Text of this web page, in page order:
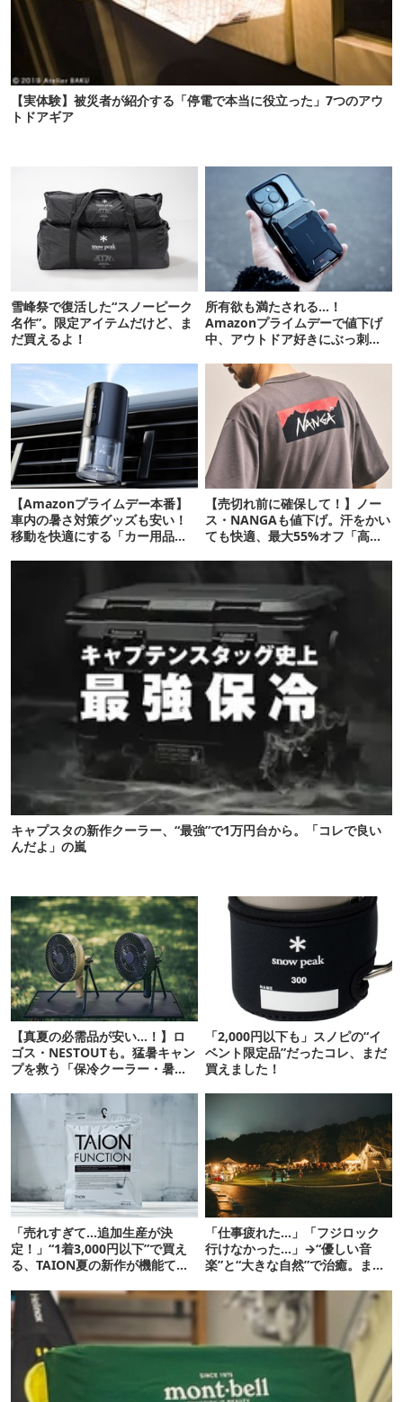
【実体験】被災者が紹介する「停電で本当に役立った」7つのアウ
トドアギア
雪峰祭で復活した“スノーピーク
名作”。限定アイテムだけど、ま
だ買えるよ！
所有欲も満たされる…！
Amazonプライムデーで値下げ
中、アウトドア好きにぶっ刺さ
【Amazonプライムデー本番】
車内の暑さ対策グッズも安い！
移動を快適にする「カー用品」
【売切れ前に確保して！】ノー
ス・NANGAも値下げ。汗をかい
ても快適、最大55%オフ「高機
キャプスタの新作クーラー、“最強”で1万円台から。「コレで良い
んだよ」の嵐
【真夏の必需品が安い…！】ロ
ゴス・NESTOUTも。猛暑キャン
プを救う「保冷クーラー・暑さ
「2,000円以下も」スノピの“イ
ベント限定品”だったコレ、まだ
買えました！
「売れすぎて…追加生産が決
定！」“1着3,000円以下”で買え
る、TAION夏の新作が機能てん
「仕事疲れた…」「フジロック
行けなかった…」→“優しい音
楽”と“大きな自然”で治癒。まだ